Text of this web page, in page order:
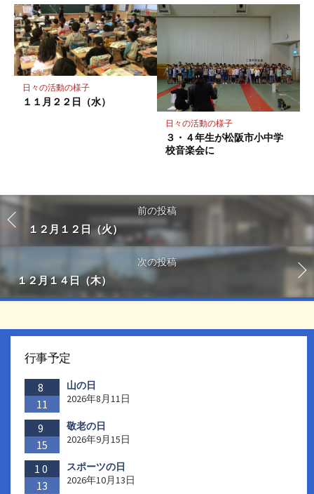
日々の活動の様子
１１月２２日（水）
日々の活動の様子
３・４年生が松阪市小中学
校音楽会に
前の投稿
１２月１２日（火）
次の投稿
１２月１４日（木）
行事予定
8
11
山の日
2026年8月11日
9
15
敬老の日
2026年9月15日
10
13
スポーツの日
2026年10月13日